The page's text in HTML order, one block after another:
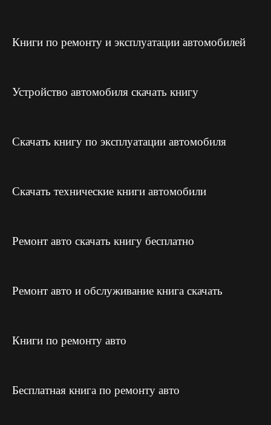
Книги по ремонту и эксплуатации автомобилей
Устройство автомобиля скачать книгу
Скачать книгу по эксплуатации автомобиля
Скачать технические книги автомобили
Ремонт авто скачать книгу бесплатно
Ремонт авто и обслуживание книга скачать
Книги по ремонту авто
Бесплатная книга по ремонту авто